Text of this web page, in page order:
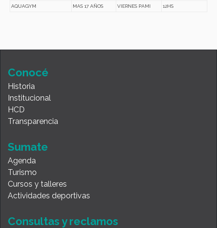
AQUAGYM MAS 17 AÑOS VIERNES PAMI 12HS
Conocé
Historia
Institucional
HCD
Transparencia
Sumate
Agenda
Turismo
Cursos y talleres
Actividades deportivas
Consultas y reclamos